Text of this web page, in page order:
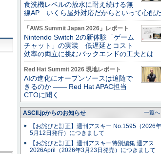
食洗機レベルの放水に耐え続ける無
線AP いくら屋外対応だからといって心配
「AWS Summit Japan 2026」レポート
Nintendo Switch 2の新体験「ゲーム
チャット」の実装 低遅延とコスト
効率の両立に挑むバックエンドの工夫とは
Red Hat Summit 2026 現地レポート
AIの進化にオープンソースは追随で
きるのか ―― Red Hat APAC担当
CTOに聞く
ASCII.jpからのお知らせ 一覧へ
【お詫びと訂正】週刊アスキー No.1595（2026年
5月12日発行）につきまして
【お詫びと訂正】週刊アスキー特別編集 週アス
2026April（2026年3月23日発売）につきまして